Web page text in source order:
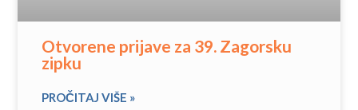
Otvorene prijave za 39. Zagorsku
zipku
PROČITAJ VIŠE »